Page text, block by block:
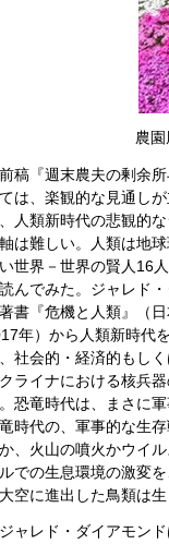
農
前稿『週末農夫の剰余
は、楽観的な見通し
人類新時代の悲観的
は難しい。人類は地
世界－世界の賢人16
んでみた。ジャレド
書『危機と人類』（
年）から人類新時代
社会的・経済的もし
ライナにおける核兵
恐竜時代は、まさに
時代の、軍事的な生
、火山の噴火かウイ
での生息環境の激変
空に進出した鳥類は生
ジャレド・ダイアモン